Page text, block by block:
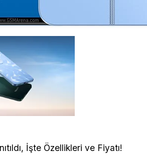
İşte Özellikleri ve Fiyatı!